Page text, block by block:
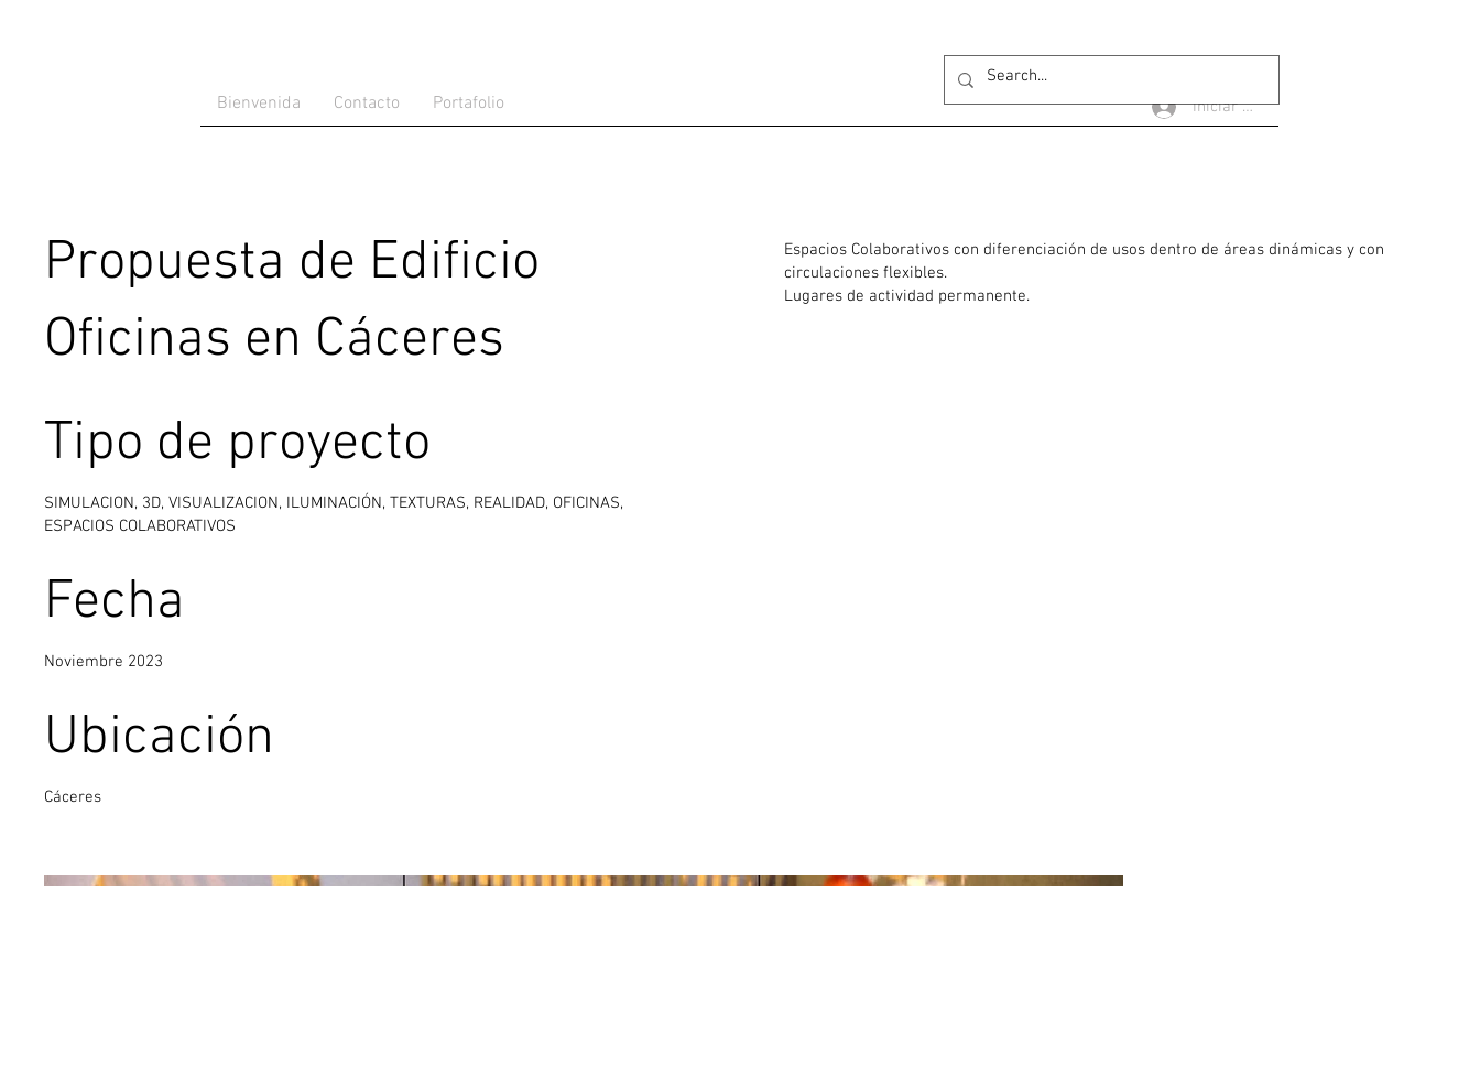
Bienvenida Contacto Portafolio Iniciar sesión
Propuesta de Edificio
Oficinas en Cáceres
Tipo de proyecto
SIMULACION, 3D, VISUALIZACION, ILUMINACIÓN, TEXTURAS, REALIDAD, OFICINAS,
ESPACIOS COLABORATIVOS
Fecha
Noviembre 2023
Ubicación
Cáceres
Espacios Colaborativos con diferenciación de usos dentro de áreas dinámicas y con
circulaciones flexibles.
Lugares de actividad permanente.